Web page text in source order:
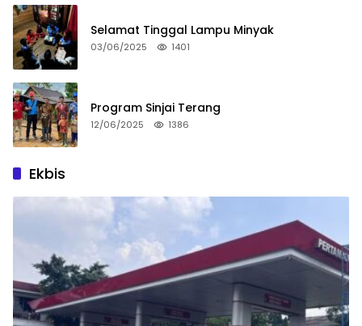
Selamat Tinggal Lampu Minyak
03/06/2025 1401
Program Sinjai Terang
12/06/2025 1386
Ekbis